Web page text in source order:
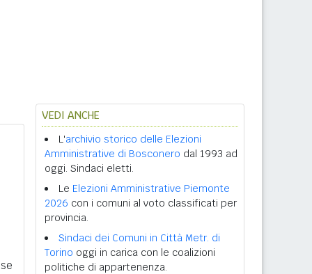
VEDI ANCHE
L'archivio storico delle Elezioni
Amministrative di Bosconero dal 1993 ad
oggi. Sindaci eletti.
Le Elezioni Amministrative Piemonte
2026 con i comuni al voto classificati per
provincia.
Sindaci dei Comuni in Città Metr. di
Torino oggi in carica con le coalizioni
politiche di appartenenza.